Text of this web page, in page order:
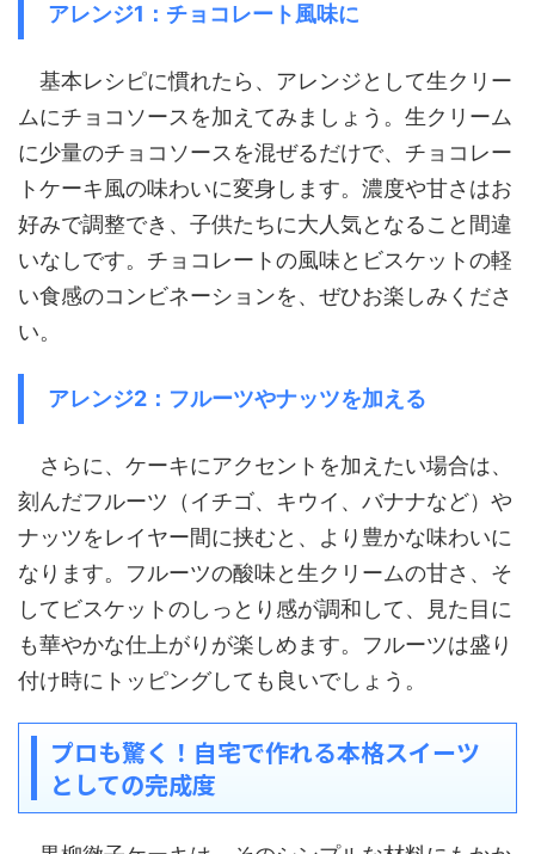
アレンジ1：チョコレート風味に
基本レシピに慣れたら、アレンジとして生クリー
ムにチョコソースを加えてみましょう。生クリーム
に少量のチョコソースを混ぜるだけで、チョコレー
トケーキ風の味わいに変身します。濃度や甘さはお
好みで調整でき、子供たちに大人気となること間違
いなしです。チョコレートの風味とビスケットの軽
い食感のコンビネーションを、ぜひお楽しみくださ
い。
アレンジ2：フルーツやナッツを加える
さらに、ケーキにアクセントを加えたい場合は、
刻んだフルーツ（イチゴ、キウイ、バナナなど）や
ナッツをレイヤー間に挟むと、より豊かな味わいに
なります。フルーツの酸味と生クリームの甘さ、そ
してビスケットのしっとり感が調和して、見た目に
も華やかな仕上がりが楽しめます。フルーツは盛り
付け時にトッピングしても良いでしょう。
プロも驚く！自宅で作れる本格スイーツ
としての完成度